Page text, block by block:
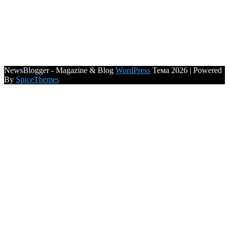
NewsBlogger - Magazine & Blog WordPress Тема 2026 | Powered
By SpiceThemes